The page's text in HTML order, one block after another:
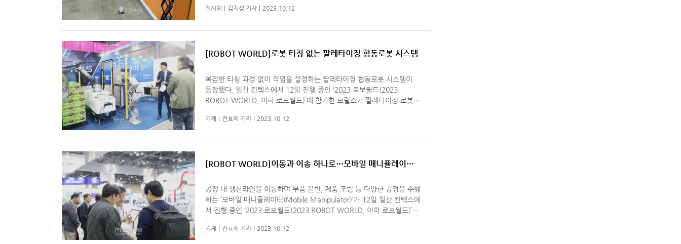
전시회 김지성 기자 2023.10.12
[ROBOT WORLD]로봇 티칭 없는 팔레타이징 협동로봇 시스템
복잡한 티칭 과정 없이 작업을 설정하는 팔레타이징 협동로봇 시스템이
등장했다. 일산 킨텍스에서 12일 진행 중인 ‘2023 로보월드(2023
ROBOT WORLD, 이하 로보월드)’에 참가한 브릴스가 팔레타이징 로봇
기 위해서는 로봇의
기계 전효재 기자 2023.10.12
[ROBOT WORLD]이동과 이송 하나로…모바일 매니퓰레이터
공장 내 생산라인을 이동하며 부품 운반, 제품 조립 등 다양한 공정을 수행
하는 ‘모바일 매니퓰레이터(Mobile Manipulator)’가 12일 일산 킨텍스에
서 진행 중인 ‘2023 로보월드(2023 ROBOT WORLD, 이하 로보월드)’에
행하는
기계 전효재 기자 2023.10.12